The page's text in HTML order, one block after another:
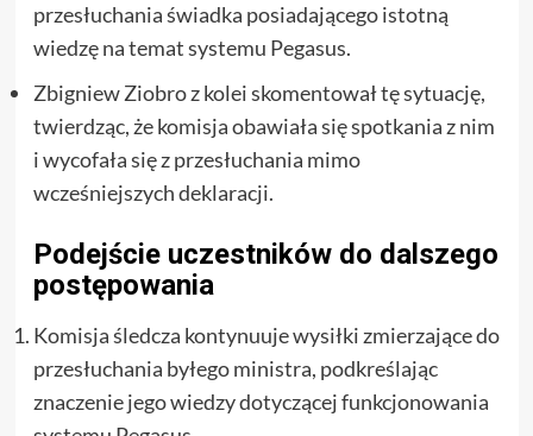
przesłuchania świadka posiadającego istotną
wiedzę na temat systemu Pegasus.
Zbigniew Ziobro z kolei skomentował tę sytuację,
twierdząc, że komisja obawiała się spotkania z nim
i wycofała się z przesłuchania mimo
wcześniejszych deklaracji.
Podejście uczestników do dalszego
postępowania
Komisja śledcza kontynuuje wysiłki zmierzające do
przesłuchania byłego ministra, podkreślając
znaczenie jego wiedzy dotyczącej funkcjonowania